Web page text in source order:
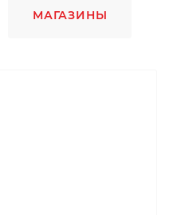
МАГАЗИНЫ